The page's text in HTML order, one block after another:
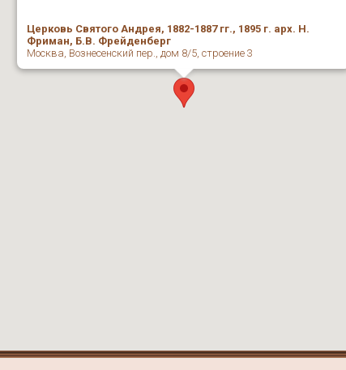
Церковь Святого Андрея, 1882-1887 гг., 1895 г. арх. Н.
Фриман, Б.В. Фрейденберг
Москва, Вознесенский пер., дом 8/5, строение 3